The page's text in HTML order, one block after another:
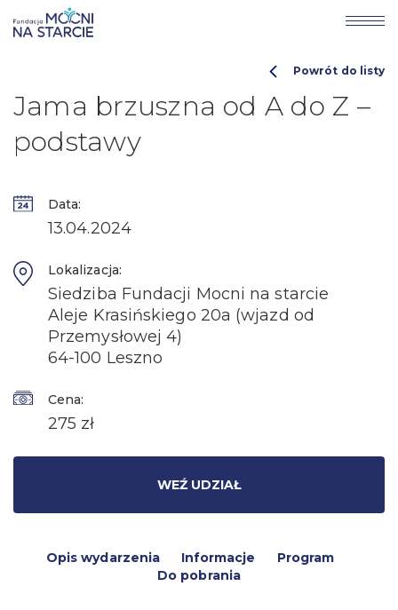
Jama brzuszna od A do Z –
podstawy
Powrót do listy
Data:
13.04.2024
Lokalizacja:
Siedziba Fundacji Mocni na starcie
Aleje Krasińskiego 20a (wjazd od
Przemysłowej 4)
64-100 Leszno
Cena:
275 zł
WEŹ UDZIAŁ
Opis wydarzenia Informacje
Program
Do pobrania